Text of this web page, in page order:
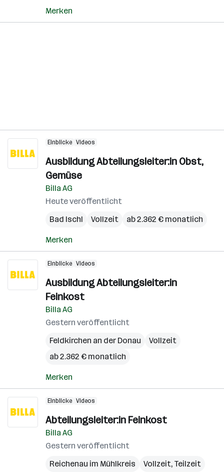
Merken
Einblicke Videos
Ausbildung Abteilungsleiter:in Obst,
Gemüse
Billa AG
Heute veröffentlicht
Bad Ischl
Vollzeit ab 2.362 € monatlich
Merken
Einblicke Videos
Ausbildung Abteilungsleiter:in
Feinkost
Billa AG
Gestern veröffentlicht
Feldkirchen an der Donau
Vollzeit
ab 2.362 € monatlich
Merken
Einblicke Videos
Abteilungsleiter:in Feinkost
Billa AG
Gestern veröffentlicht
Reichenau im Mühlkreis
Vollzeit, Teilzeit